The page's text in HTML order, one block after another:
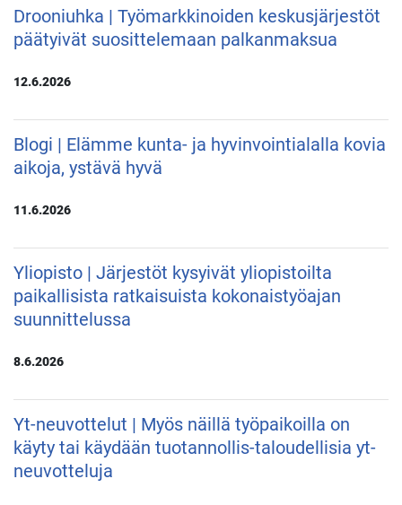
Drooniuhka | Työmarkkinoiden keskusjärjestöt
päätyivät suosittelemaan palkanmaksua
12.6.2026
Blogi | Elämme kunta- ja hyvinvointialalla kovia
aikoja, ystävä hyvä
11.6.2026
Yliopisto | Järjestöt kysyivät yliopistoilta
paikallisista ratkaisuista kokonaistyöajan
suunnittelussa
8.6.2026
Yt-neuvottelut | Myös näillä työpaikoilla on
käyty tai käydään tuotannollis-taloudellisia yt-
neuvotteluja